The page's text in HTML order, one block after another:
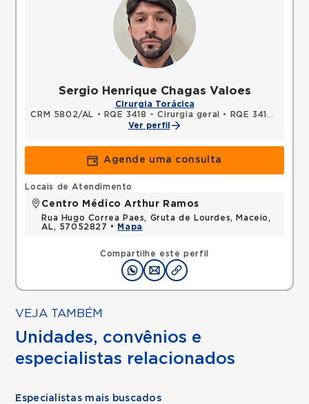
Sergio Henrique Chagas Valoes
Cirurgia Torácica
CRM 5802/AL • RQE 3418 - Cirurgia geral •
RQE 3419 - Cirurgia torácica
Ver perfil
Agende uma consulta
Compartilhe este perfil
Locais de Atendimento
Centro Médico Arthur Ramos
Rua Hugo Correa Paes, Gruta de Lourdes, Maceio,
AL, 57052827 •
Mapa
VEJA TAMBÉM
Unidades, convênios e
especialistas relacionados
Especialistas mais buscados